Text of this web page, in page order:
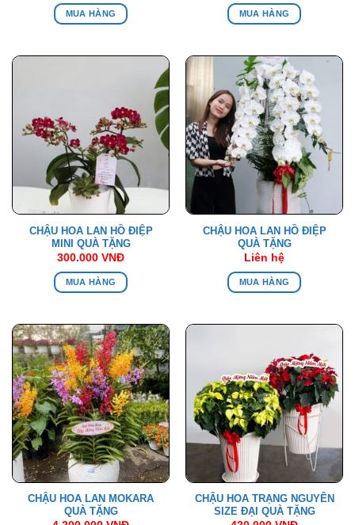
MUA HÀNG MUA HÀNG
CHẬU HOA LAN HỒ ĐIỆP
MINI QUÀ TẶNG
300.000 VNĐ
MUA HÀNG
CHẬU HOA LAN HỒ ĐIỆP
QUÀ TẶNG
Liên hệ
MUA HÀNG
CHẬU HOA LAN MOKARA
QUÀ TẶNG
CHẬU HOA TRẠNG NGUYÊN
SIZE ĐẠI QUÀ TẶNG